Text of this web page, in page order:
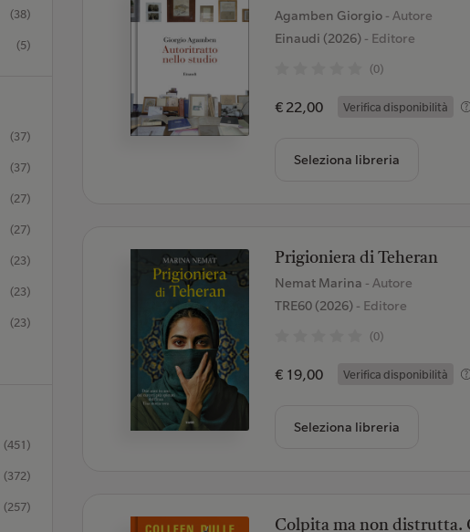
(38)
(5)
(37)
(37)
(27)
(27)
(23)
(23)
(23)
(451)
(372)
(257)
Agamben Giorgio - Autore
Einaudi (2026)- Editore
(0)
€ 22,00 Verifica disponibilità
Seleziona libreria
Prigioniera di Teheran
Nemat Marina - Autore
TRE60 (2026)- Editore
(0)
€ 19,00 Verifica disponibilità
Seleziona libreria
Colpita ma non distrutta.